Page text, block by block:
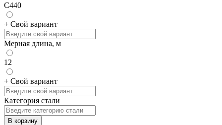
С440
+ Свой вариант
Мерная длина, м
12
+ Свой вариант
Категория стали
В корзину